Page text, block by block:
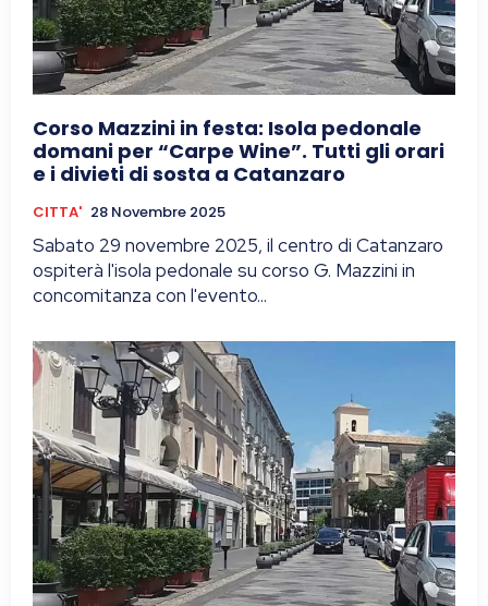
Corso Mazzini in festa: Isola pedonale
domani per “Carpe Wine”. Tutti gli orari
e i divieti di sosta a Catanzaro
CITTA' 28 Novembre 2025
Sabato 29 novembre 2025, il centro di Catanzaro
ospiterà l'isola pedonale su corso G. Mazzini in
concomitanza con l'evento...